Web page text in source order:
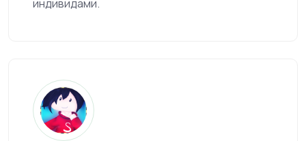
индивидами.